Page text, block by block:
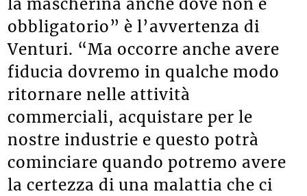
la mascherina anche dove non è
obbligatorio” è l’avvertenza di
Venturi. “Ma occorre anche avere
fiducia dovremo in qualche modo
ritornare nelle attività
commerciali, acquistare per le
nostre industrie e questo potrà
cominciare quando potremo avere
la certezza di una malattia che ci